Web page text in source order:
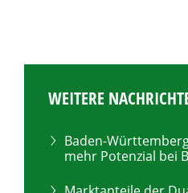
WEITERE
Baden-
mehr Potenzial bei